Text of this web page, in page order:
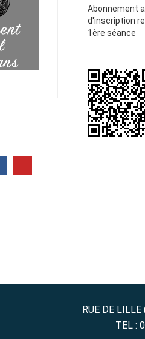
Abonnement
d'inscription
1ère séance
RUE DE
TEL :